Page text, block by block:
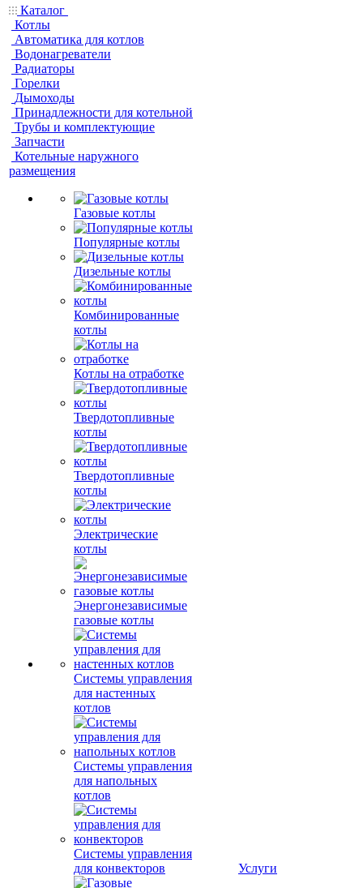
Каталог
Котлы
Автоматика для котлов
Водонагреватели
Радиаторы
Горелки
Дымоходы
Принадлежности для котельной
Трубы и комплектующие
Запчасти
Котельные наружного
размещения
Газовые котлы
Популярные котлы
Дизельные котлы
Комбинированные
котлы
Котлы на отработке
Твердотопливные
котлы
Твердотопливные
котлы
Электрические
котлы
Энергонезависимые
газовые котлы
Системы управления
для настенных
котлов
Системы управления
для напольных
котлов
Системы управления
для конвекторов
Услуги